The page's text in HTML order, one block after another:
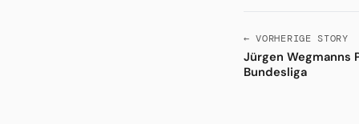
← VORHERIGE STORY
Jürgen Wegmanns
Bundesliga